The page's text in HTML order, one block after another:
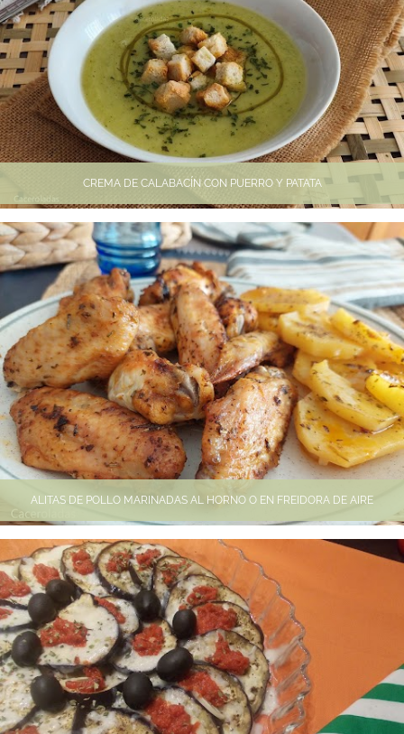
CREMA DE CALABACÍN CON PUERRO Y PATATA
ALITAS DE POLLO MARINADAS AL HORNO O EN FREIDORA DE AIRE